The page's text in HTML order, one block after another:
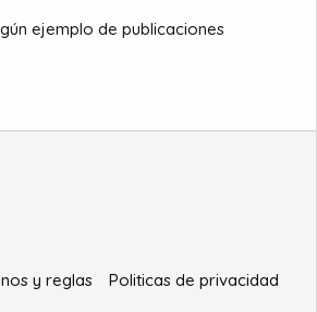
ejemplo de publicaciones
y reglas
Politicas de privacidad